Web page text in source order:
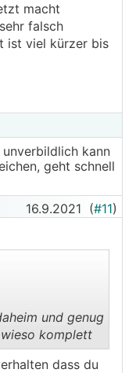
macht
falsch
ist viel kürzer bis
kann
geht schnell
16.9.2021 (#11)
und genug
komplett
dass du